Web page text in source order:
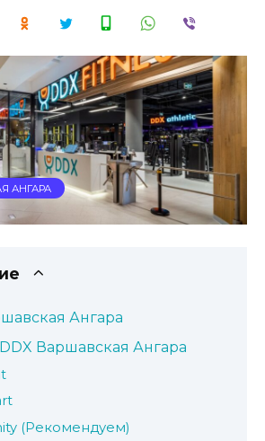
АНГАРА
Ангара
Варшавская Ангара
(Рекомендуем)